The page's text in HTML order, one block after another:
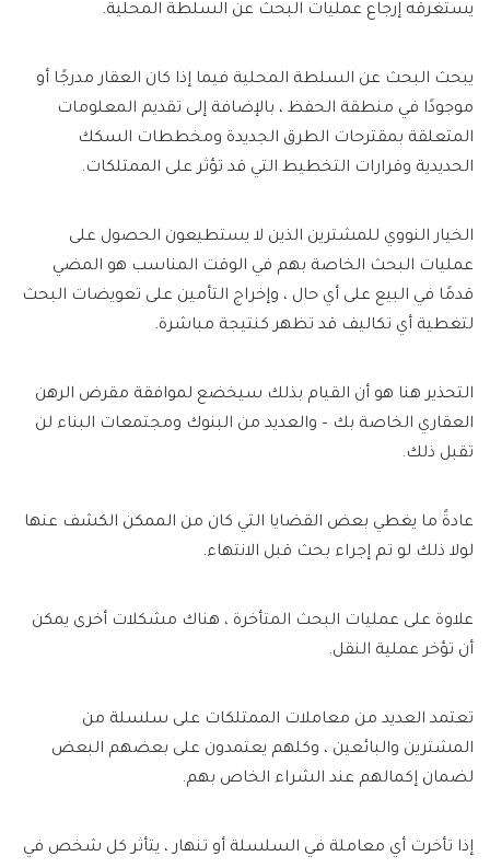
يستغرقه إرجاع عمليات البحث عن السلطة المحلية.
يبحث البحث عن السلطة المحلية فيما إذا كان العقار مدرجًا أو
موجودًا في منطقة الحفظ ، بالإضافة إلى تقديم المعلومات
المتعلقة بمقترحات الطرق الجديدة ومخططات السكك
الحديدية وقرارات التخطيط التي قد تؤثر على الممتلكات.
الخيار النووي للمشترين الذين لا يستطيعون الحصول على
عمليات البحث الخاصة بهم في الوقت المناسب هو المضي
قدمًا في البيع على أي حال ، وإخراج التأمين على تعويضات البحث
لتغطية أي تكاليف قد تظهر كنتيجة مباشرة.
التحذير هنا هو أن القيام بذلك سيخضع لموافقة مقرض الرهن
العقاري الخاصة بك – والعديد من البنوك ومجتمعات البناء لن
تقبل ذلك.
عادةً ما يغطي بعض القضايا التي كان من الممكن الكشف عنها
لولا ذلك لو تم إجراء بحث قبل الانتهاء.
علاوة على عمليات البحث المتأخرة ، هناك مشكلات أخرى يمكن
أن تؤخر عملية النقل.
تعتمد العديد من معاملات الممتلكات على سلسلة من
المشترين والبائعين ، وكلهم يعتمدون على بعضهم البعض
لضمان إكمالهم عند الشراء الخاص بهم.
إذا تأخرت أي معاملة في السلسلة أو تنهار ، يتأثر كل شخص في